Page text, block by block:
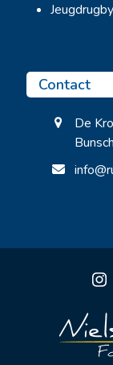
Jeugdrugby
Contact
De